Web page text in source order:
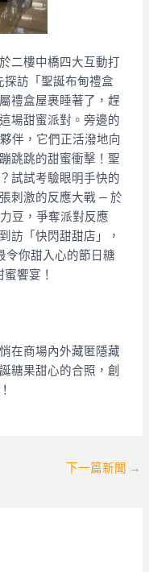
二樓中橋四大互動打
探訪「聖誕布甸禮盒
禮盒屋裹睡著了，趕
場甜蜜派對。旁邊的
伴，它們正活潑地向
跳跳的甜蜜衝擊！聖
試試考驗眼明手快的
刺激的反應大戰 — 於
豆，爭奪派對反應
訪「快閃甜甜店」，
令你甜入心的節日糖
饗宴！
在商場內外藏匿隱藏
糖果甜心的合照，創
下一篇新聞 →